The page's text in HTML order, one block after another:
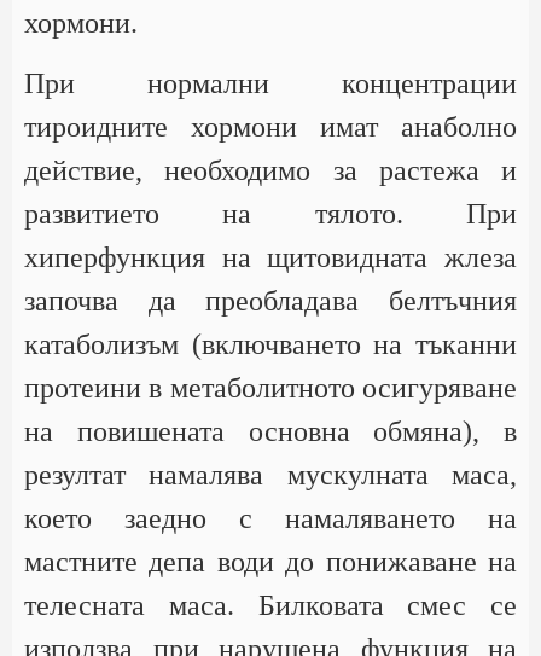
хормони.
При нормални концентрации
тироидните хормони имат анаболно
действие, необходимо за растежа и
развитието на тялото. При
хиперфункция на щитовидната жлеза
започва да преобладава белтъчния
катаболизъм (включването на тъканни
протеини в метаболитното осигуряване
на повишената основна обмяна), в
резултат намалява мускулната маса,
което заедно с намаляването на
мастните депа води до понижаване на
телесната маса. Билковата смес се
използва при нарушена функция на